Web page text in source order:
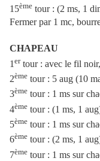
15ème tour : (2 ms, 1
Fermer par 1 mc,
CHAPEAU
1 ertour : avec le fil
2ème tour : 5 aug (10
3ème tour : 1 ms sur
4ème tour : (1 ms, 1
5ème tour : 1 ms sur
6ème tour : (2 ms, 1
7ème tour : 1 ms sur